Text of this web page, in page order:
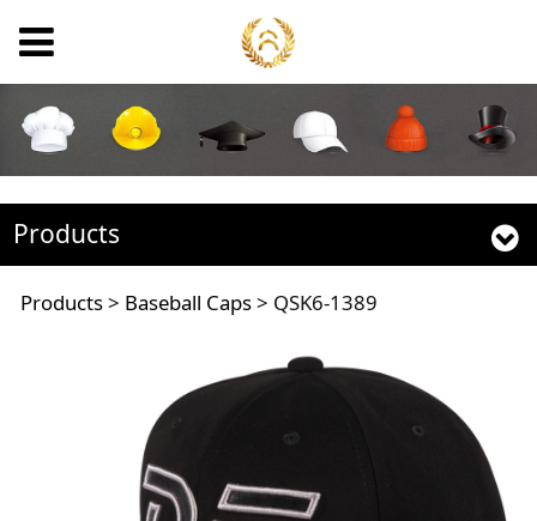
Products
QSK6-1389
Products> Baseball Caps> QSK6-1389